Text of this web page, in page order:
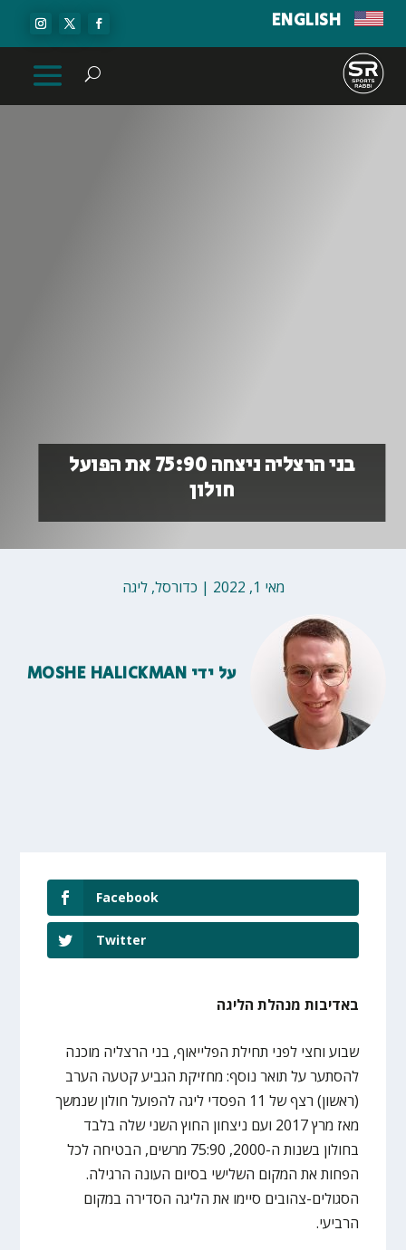
ENGLISH
בני הרצליה ניצחה 75:90 את הפועל
חולון
מאי 1, 2022 | כדורסל,ליגה
על ידי MOSHE HALICKMAN
Facebook
Twitter
באדיבות מנהלת הליגה
שבוע וחצי לפני תחילת הפלייאוף, בני הרצליה מוכנה
להסתער על תואר נוסף: מחזיקת הגביע קטעה הערב
(ראשון) רצף של 11 הפסדי ליגה להפועל חולון שנמשך
מאז מרץ 2017 ועם ניצחון החוץ השני שלה בלבד
בחולון בשנות ה-2000, 75:90 מרשים, הבטיחה לכל
הפחות את המקום השלישי בסיום העונה הרגילה.
הסגולים-צהובים סיימו את הליגה הסדירה במקום
הרביעי.